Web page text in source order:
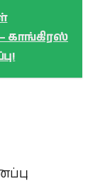
காங்கிரஸ்